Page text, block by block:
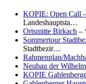
KOPIE: Open Call
Landeshauptsta…
Ortsmitte Birkach –
Sommertour
Stadtbezir…
Rahmenplan/
Neubau der
KOPIE